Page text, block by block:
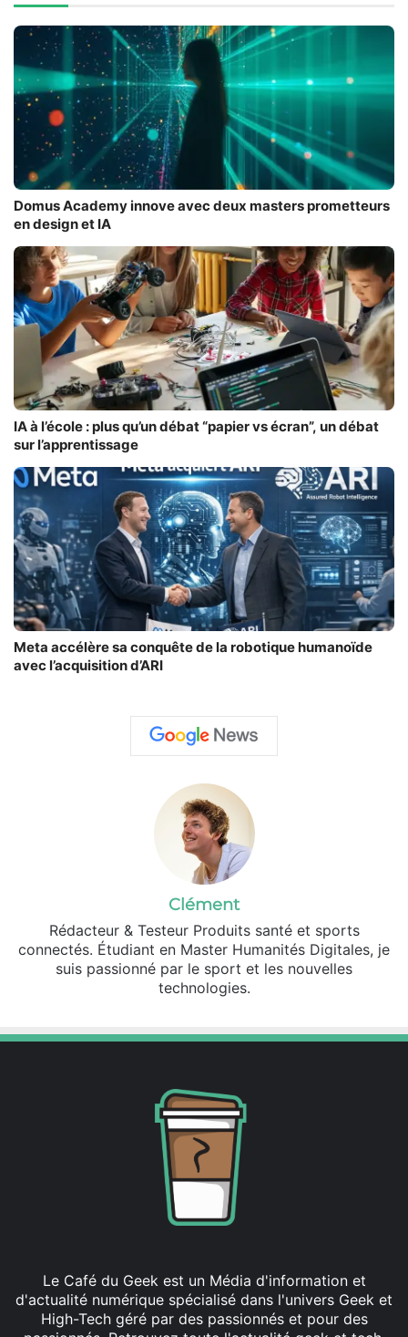
Domus Academy innove avec deux masters prometteurs
en design et IA
IA à l’école : plus qu’un débat “papier vs écran”, un débat
sur l’apprentissage
Meta accélère sa conquête de la robotique humanoïde
avec l’acquisition d’ARI
Clément
Rédacteur & Testeur Produits santé et sports
connectés. Étudiant en Master Humanités Digitales, je
suis passionné par le sport et les nouvelles
technologies.
Le Café du Geek est un Média d'information et
d'actualité numérique spécialisé dans l'univers Geek et
High-Tech géré par des passionnés et pour des